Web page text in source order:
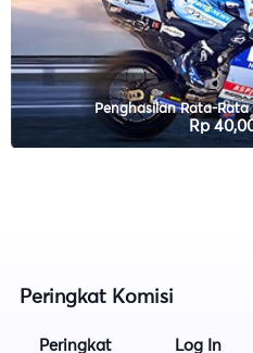
Penghasilan Rata-Rata
Rp
Peringkat Komisi
Peringkat Log In